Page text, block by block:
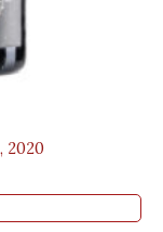
2020